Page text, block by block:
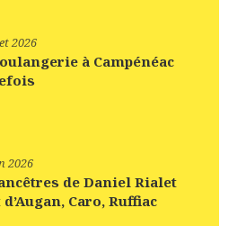
2026
à Campénéac
2026
de Daniel Rialet
Caro, Ruffiac